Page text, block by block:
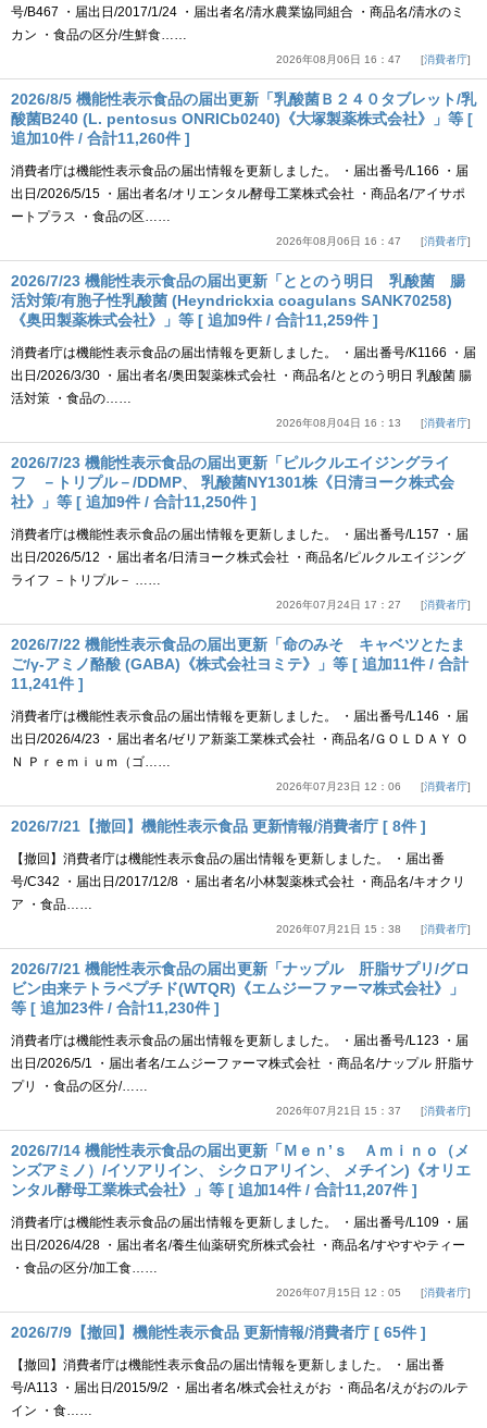
号/B467 ・届出日/2017/1/24 ・届出者名/清水農業協同組合 ・商品名/清水のミ
カン ・食品の区分/生鮮食……
2026年08月06日 16：47 消費者庁
2026/8/5 機能性表示食品の届出更新「乳酸菌Ｂ２４０タブレット/乳
酸菌B240 (L. pentosus ONRICb0240)《大塚製薬株式会社》」等 [
追加10件 / 合計11,260件 ]
消費者庁は機能性表示食品の届出情報を更新しました。 ・届出番号/L166 ・届
出日/2026/5/15 ・届出者名/オリエンタル酵母工業株式会社 ・商品名/アイサポ
ートプラス ・食品の区……
2026年08月06日 16：47 消費者庁
2026/7/23 機能性表示食品の届出更新「ととのう明日 乳酸菌 腸
活対策/有胞子性乳酸菌 (Heyndrickxia coagulans SANK70258)
《奥田製薬株式会社》」等 [ 追加9件 / 合計11,259件 ]
消費者庁は機能性表示食品の届出情報を更新しました。 ・届出番号/K1166 ・届
出日/2026/3/30 ・届出者名/奥田製薬株式会社 ・商品名/ととのう明日 乳酸菌 腸
活対策 ・食品の……
2026年08月04日 16：13 消費者庁
2026/7/23 機能性表示食品の届出更新「ピルクルエイジングライ
フ －トリプル－/DDMP、 乳酸菌NY1301株《日清ヨーク株式会
社》」等 [ 追加9件 / 合計11,250件 ]
消費者庁は機能性表示食品の届出情報を更新しました。 ・届出番号/L157 ・届
出日/2026/5/12 ・届出者名/日清ヨーク株式会社 ・商品名/ピルクルエイジング
ライフ －トリプル－ ……
2026年07月24日 17：27 消費者庁
2026/7/22 機能性表示食品の届出更新「命のみそ キャベツとたま
ご/γ-アミノ酪酸 (GABA)《株式会社ヨミテ》」等 [ 追加11件 / 合計
11,241件 ]
消費者庁は機能性表示食品の届出情報を更新しました。 ・届出番号/L146 ・届
出日/2026/4/23 ・届出者名/ゼリア新薬工業株式会社 ・商品名/ＧＯＬＤＡＹ Ｏ
Ｎ Ｐｒｅｍｉｕｍ（ゴ……
2026年07月23日 12：06 消費者庁
2026/7/21【撤回】機能性表示食品 更新情報/消費者庁 [ 8件 ]
【撤回】消費者庁は機能性表示食品の届出情報を更新しました。 ・届出番
号/C342 ・届出日/2017/12/8 ・届出者名/小林製薬株式会社 ・商品名/キオクリ
ア ・食品……
2026年07月21日 15：38 消費者庁
2026/7/21 機能性表示食品の届出更新「ナップル 肝脂サプリ/グロ
ビン由来テトラペプチド(WTQR)《エムジーファーマ株式会社》」
等 [ 追加23件 / 合計11,230件 ]
消費者庁は機能性表示食品の届出情報を更新しました。 ・届出番号/L123 ・届
出日/2026/5/1 ・届出者名/エムジーファーマ株式会社 ・商品名/ナップル 肝脂サ
プリ ・食品の区分/……
2026年07月21日 15：37 消費者庁
2026/7/14 機能性表示食品の届出更新「Ｍｅｎ’ｓ Ａｍｉｎｏ（メ
ンズアミノ）/イソアリイン、 シクロアリイン、 メチイン)《オリエ
ンタル酵母工業株式会社》」等 [ 追加14件 / 合計11,207件 ]
消費者庁は機能性表示食品の届出情報を更新しました。 ・届出番号/L109 ・届
出日/2026/4/28 ・届出者名/養生仙薬研究所株式会社 ・商品名/すやすやティー
・食品の区分/加工食……
2026年07月15日 12：05 消費者庁
2026/7/9【撤回】機能性表示食品 更新情報/消費者庁 [ 65件 ]
【撤回】消費者庁は機能性表示食品の届出情報を更新しました。 ・届出番
号/A113 ・届出日/2015/9/2 ・届出者名/株式会社えがお ・商品名/えがおのルテ
イン ・食……